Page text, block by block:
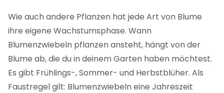
Wie auch andere Pflanzen hat jede Art von Blume
ihre eigene Wachstumsphase. Wann
Blumenzwiebeln pflanzen ansteht, hängt von der
Blume ab, die du in deinem Garten haben möchtest.
Es gibt Frühlings-, Sommer- und Herbstblüher. Als
Faustregel gilt: Blumenzwiebeln eine Jahreszeit